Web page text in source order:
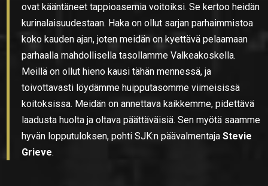
ovat kääntäneet tappioasemia voitoiksi. Se kertoo heidän
kurinalaisuudestaan. Haka on ollut sarjan parhaimmistoa
koko kauden ajan, joten meidän on kyettävä pelaamaan
parhaalla mahdollisella tasollamme Valkeakoskella.
Meillä on ollut hieno kausi tähän mennessä, ja
toivottavasti löydämme huipputasomme viimeisissä
koitoksissa. Meidän on annettava kaikkemme, pidettävä
laadusta huolta ja oltava päättäväisiä. Sen myötä saamme
hyvän lopputuloksen, pohti SJK:n päävalmentajaStevie
Grieve.